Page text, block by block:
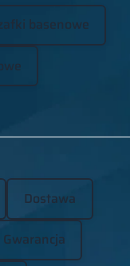
basenowe
Dostawa
Gwarancja